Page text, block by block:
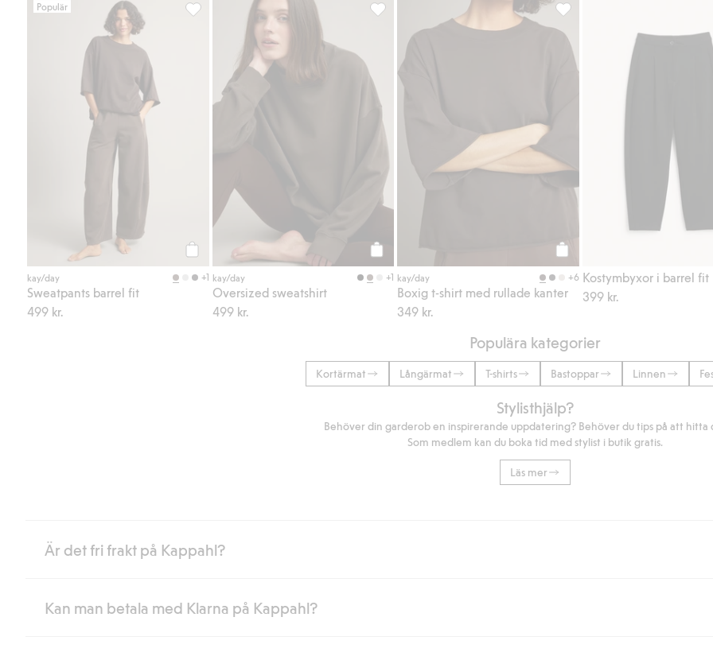
Populär
kay/day +1
Sweatpants barrel fit
499 kr.
Sweatpants barrel fit, Lägg till i favoriter
Köp
kay/day +1
Oversized sweatshirt
499 kr.
Oversized sweatshirt, Lägg till i favoriter
Köp
kay/day +6
Boxig t-shirt med rullade kanter
349 kr.
Boxig t-shirt med rullade
Kostymbyxor i barrel fit
399 kr.
Populära kategorier
Kortärmat Långärmat T-shirts Bastoppar Linnen
Stylisthjälp?
Behöver din garderob en inspirerande uppdatering? Behöver du tips på att hitta
Som medlem kan du boka tid med stylist i butik gratis.
Läs mer
Är det fri frakt på Kappahl?
Är du medlem i Kappahl Club har du alltid gratis frakt till butik eller om du handlar för över 500kr med leverans till ombud eller paketbox
Kan man betala med Klarna på Kappahl?